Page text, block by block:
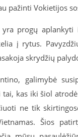
pažinti Vokietijos
progų
į rytus.
skrydžių
galimybė
kas iki šiol
ne tik
Šios